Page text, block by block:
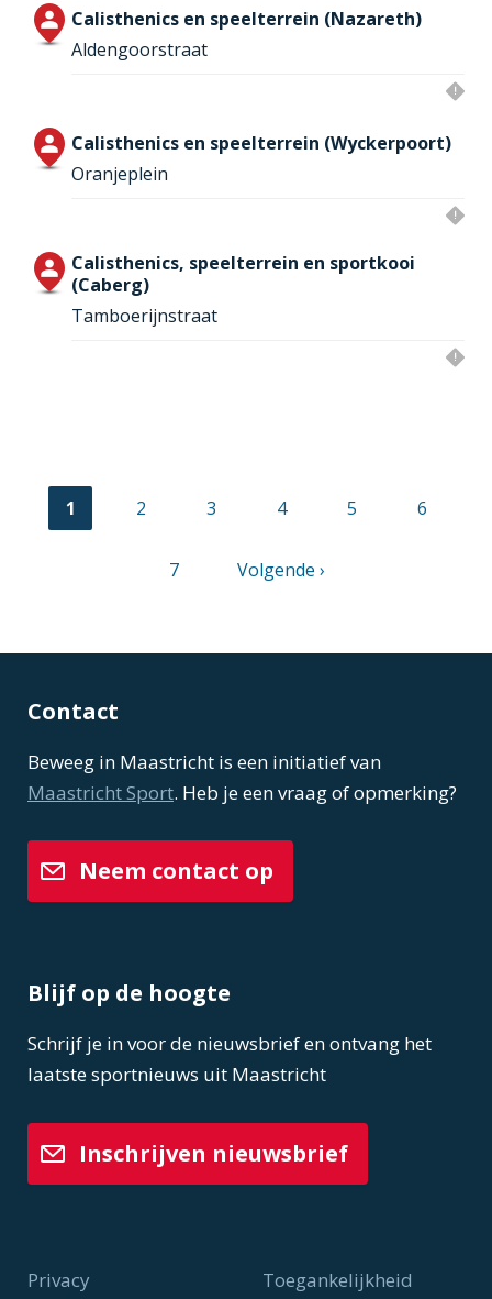
Calisthenics en speelterrein (Nazareth)
Aldengoorstraat
Calisthenics en speelterrein (Wyckerpoort)
Oranjeplein
Calisthenics, speelterrein en sportkooi
(Caberg)
Tamboerijnstraat
Paginering
Huidige
pagina
1 Pagina
2 Pagina
3 Pagina
4 Pagina
5 Pagina
6
Pagina
7 Volgende
pagina
Volgende ›
Contact
Beweeg in Maastricht is een initiatief van
Maastricht Sport. Heb je een vraag of opmerking?
Neem contact op
Blijf op de hoogte
Schrijf je in voor de nieuwsbrief en ontvang het
laatste sportnieuws uit Maastricht
Inschrijven nieuwsbrief
Privacy Toegankelijkheid